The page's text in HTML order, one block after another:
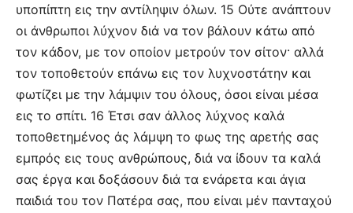
υποπίπτη εις την αντίληψιν όλων. 15 Ούτε ανάπτουν
οι άνθρωποι λύχνον διά να τον βάλουν κάτω από
τον κάδον, με τον οποίον μετρούν τον σίτον· αλλά
τον τοποθετούν επάνω εις τον λυχνοστάτην και
φωτίζει με την λάμψιν του όλους, όσοι είναι μέσα
εις το σπίτι. 16 Έτσι σαν άλλος λύχνος καλά
τοποθετημένος άς λάμψη το φως της αρετής σας
εμπρός εις τους ανθρώπους, διά να ίδουν τα καλά
σας έργα και δοξάσουν διά τα ενάρετα και άγια
παιδιά του τον Πατέρα σας, που είναι μέν πανταχού